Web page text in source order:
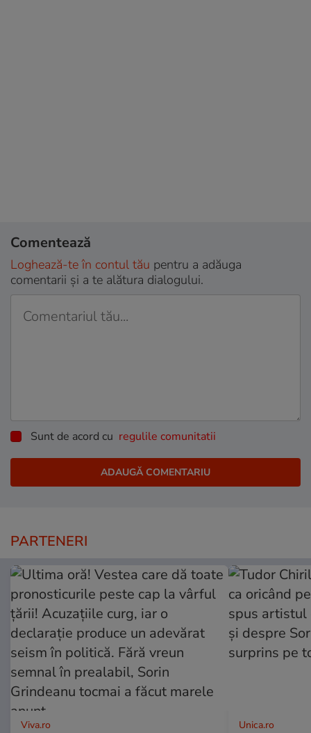
Comentează
Loghează-te în contul tău pentru a adăuga
comentarii și a te alătura dialogului.
Sunt de acord cu regulile comunitatii
PARTENERI
Viva.ro Unica.ro